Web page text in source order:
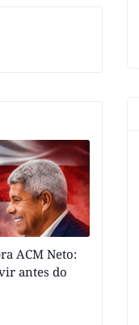
ACM Neto:
antes do